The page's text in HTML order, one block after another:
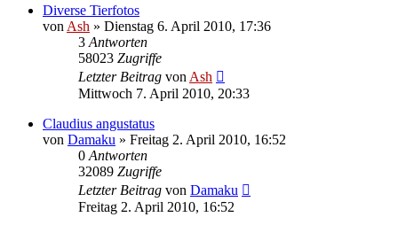
Diverse Tierfotos
von Ash » Dienstag 6. April 2010, 17:36
3 Antworten
58023 Zugriffe
Letzter Beitrag von Ash
Mittwoch 7. April 2010, 20:33
Claudius angustatus
von Damaku » Freitag 2. April 2010, 16:52
0 Antworten
32089 Zugriffe
Letzter Beitrag von Damaku
Freitag 2. April 2010, 16:52